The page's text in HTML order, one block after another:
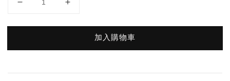
加入購物車